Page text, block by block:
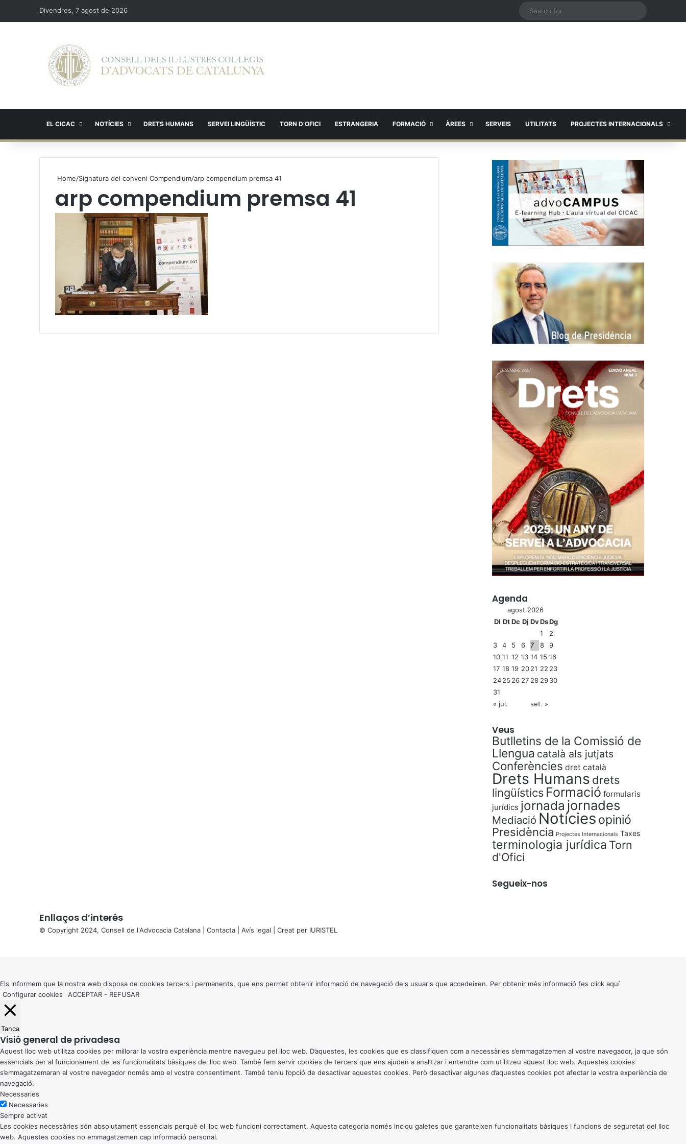
Divendres, 7 agost de 2026
EL CICAC NOTÍCIES DRETS HUMANS SERVEI LINGÜÍSTIC TORN D’OFICI ESTRANGERIA FORMACIÓ ÀREES SERVEIS UTILITATS PROJECTES INTERNACIONALS
Home/Signatura del conveni Compendium/arp compendium premsa 41
arp compendium premsa 41
Agenda
agost 2026
Dl Dt Dc Dj DvDsDg
1
2
3
4 5 6 7 8
9
10 11 12 13 14 15 16
17 18 19 2021 22 23
2425 26 27 28 2930
31
« jul.
set. »
Veus
Butlletins de la Comissió de
Llengua català als jutjats
Conferències dret català
Drets Humans drets
lingüístics Formació formularis
jurídics jornada jornades
Mediació Notícies opinió
Presidència Projectes Internacionals Taxes
terminologia jurídica Torn
d'Ofici
Segueix-nos
Enllaços d’interés
© Copyright 2024, Consell de l'Advocacia Catalana | Contacta Avís legal | Creat per IURISTEL
button
Els informem que la nostra web disposa de cookies tercers i permanents, que ens permet obtenir informació de navegació dels usuaris que accedeixen. Per obtenir més informació fes click aquí
Configurar cookies
ACCEPTAR - REFUSAR
Tanca
Visió general de privadesa
Aquest lloc web utilitza cookies per millorar la vostra experiència mentre navegueu pel lloc web. D’aquestes, les cookies que es classifiquen com a necessàries s’emmagatzemen al vostre navegador, ja que són
essencials per al funcionament de les funcionalitats bàsiques del lloc web. També fem servir cookies de tercers que ens ajuden a analitzar i entendre com utilitzeu aquest lloc web. Aquestes cookies
s’emmagatzemaran al vostre navegador només amb el vostre consentiment. També teniu l’opció de desactivar aquestes cookies. Però desactivar algunes d’aquestes cookies pot afectar la vostra experiència de
navegació.
Necessaries
Necessaries
Sempre activat
Les cookies necessàries són absolutament essencials perquè el lloc web funcioni correctament. Aquesta categoria només inclou galetes que garanteixen funcionalitats bàsiques i funcions de seguretat del lloc
web. Aquestes cookies no emmagatzemen cap informació personal.